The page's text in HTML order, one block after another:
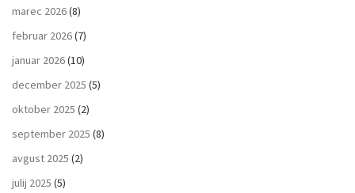
marec 2026(8)
februar 2026(7)
januar 2026(10)
december 2025 (5)
oktober 2025 (2)
september 2025 (8)
avgust 2025 (2)
julij 2025 (5)